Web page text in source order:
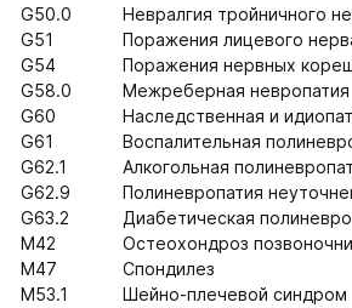
G50.0
Невралгия тройничного
G51
Поражения лицевого
G54
Поражения нервных
G58.0
Межреберная невропатия
G60
Наследственная и
G61
Воспалительная
G62.1
Алкогольная
G62.9
Полиневропатия
G63.2
Диабетическая
M42
Остеохондроз
M47
Спондилез
M53.1
Шейно-плечевой синдром